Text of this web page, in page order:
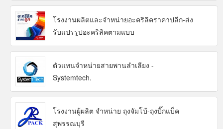
โรงงานผลิตและจำหน่ายอะคริลิคราคาปลีก-ส่ง
รับแปรรูปอะคริลิคตามแบบ
ตัวแทนจำหน่ายสายพานลำเลียง -
Systemtech.
โรงงานผู้ผลิต จำหน่าย ถุงจัมโบ้-ถุงบิ๊กแบ็ค
สุพรรณบุรี